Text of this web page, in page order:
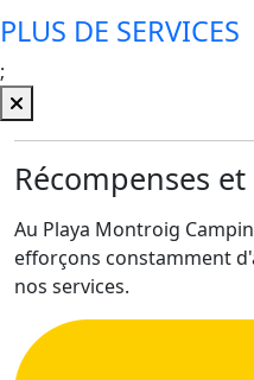
PLUS DE SERVICES
;
Récompenses
Au Playa Montroig
efforçons constamment
nos services.